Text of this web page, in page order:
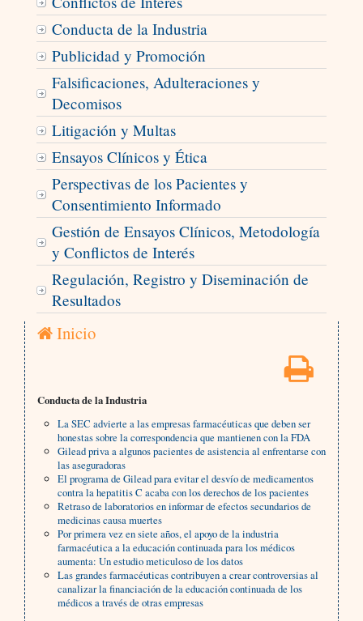
Conducta de la Industria
Publicidad y Promoción
Falsificaciones, Adulteraciones y
Decomisos
Litigación y Multas
Ensayos Clínicos y Ética
Perspectivas de los Pacientes y
Consentimiento Informado
Gestión de Ensayos Clínicos, Metodología
y Conflictos de Interés
Regulación, Registro y Diseminación de
Resultados
Inicio
Conducta de la Industria
La SEC advierte a las empresas farmacéuticas que deben ser
honestas sobre la correspondencia que mantienen con la FDA
Gilead priva a algunos pacientes de asistencia al enfrentarse con
las aseguradoras
El programa de Gilead para evitar el desvío de medicamentos
contra la hepatitis C acaba con los derechos de los pacientes
Retraso de laboratorios en informar de efectos secundarios de
medicinas causa muertes
Por primera vez en siete años, el apoyo de la industria
farmacéutica a la educación continuada para los médicos
aumenta: Un estudio meticuloso de los datos
Las grandes farmacéuticas contribuyen a crear controversias al
canalizar la financiación de la educación continuada de los
médicos a través de otras empresas